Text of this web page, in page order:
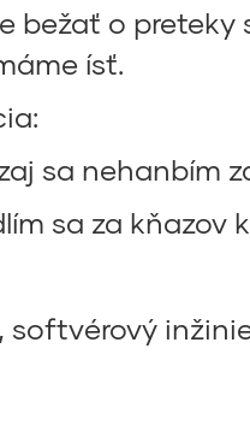
bežať o preteky
ísť.
sa nehanbím
sa za kňazov
softvérový